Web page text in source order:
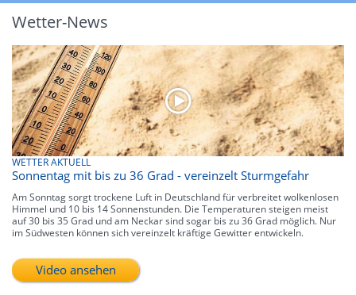
Wetter-News
WETTER AKTUELL
Sonnentag mit bis zu 36 Grad - vereinzelt Sturmgefahr
Am Sonntag sorgt trockene Luft in Deutschland für verbreitet wolkenlosen
Himmel und 10 bis 14 Sonnenstunden. Die Temperaturen steigen meist
auf 30 bis 35 Grad und am Neckar sind sogar bis zu 36 Grad möglich. Nur
im Südwesten können sich vereinzelt kräftige Gewitter entwickeln.
Video ansehen